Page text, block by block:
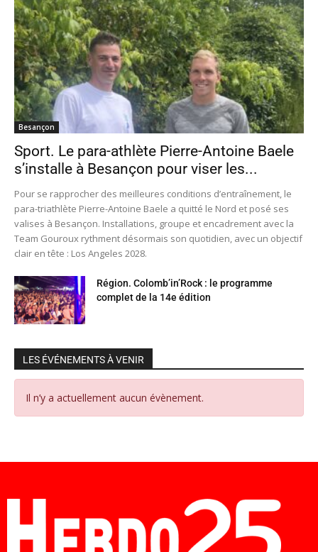
Besançon
Sport. Le para-athlète Pierre-Antoine Baele
s’installe à Besançon pour viser les...
Pour se rapprocher des meilleures conditions d’entraînement, le
para-triathlète Pierre-Antoine Baele a quitté le Nord et posé ses
valises à Besançon. Installations, groupe et encadrement avec la
Team Gouroux rythment désormais son quotidien, avec un objectif
clair en tête : Los Angeles 2028.
Région. Colomb’in’Rock : le programme
complet de la 14e édition
LES ÉVÉNEMENTS À VENIR
Il n’y a actuellement aucun évènement.